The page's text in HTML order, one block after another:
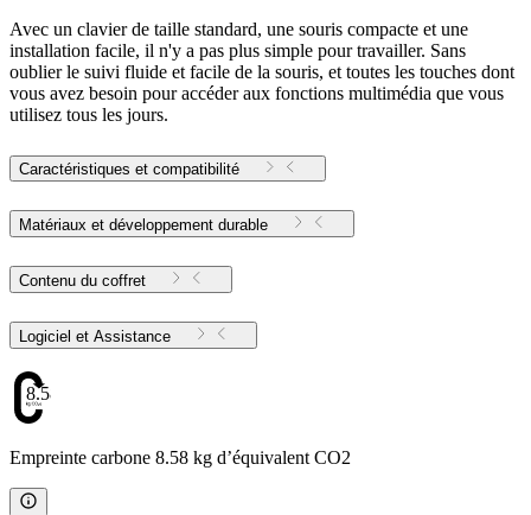
Avec un clavier de taille standard, une souris compacte et une
installation facile, il n'y a pas plus simple pour travailler. Sans
oublier le suivi fluide et facile de la souris, et toutes les touches dont
vous avez besoin pour accéder aux fonctions multimédia que vous
utilisez tous les jours.
Caractéristiques et compatibilité
Matériaux et développement durable
Contenu du coffret
Logiciel et Assistance
8.58
Empreinte carbone 8.58 kg d’équivalent CO2